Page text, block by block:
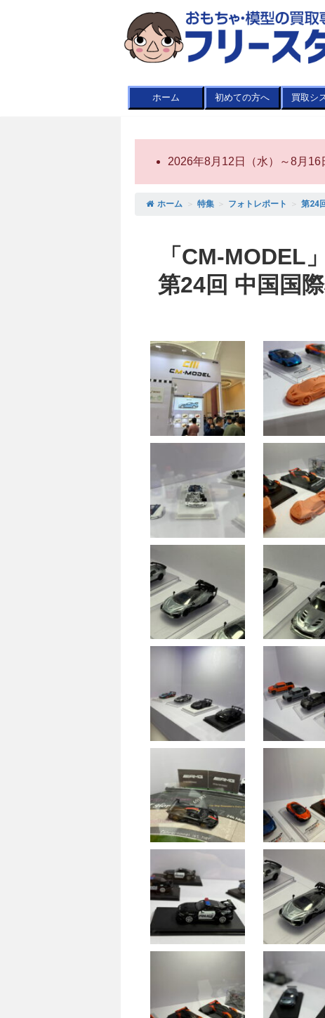
ホーム 初めての方へ 買取シ
2026年8月12日（水）～8月16
ホーム ＞ 特集 ＞ フォトレポート ＞ 第24
「CM-MODEL
第24回 中国国